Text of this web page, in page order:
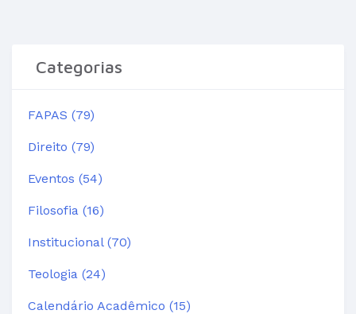
Categorias
FAPAS (79)
Direito (79)
Eventos (54)
Filosofia (16)
Institucional (70)
Teologia (24)
Calendário Acadêmico (15)